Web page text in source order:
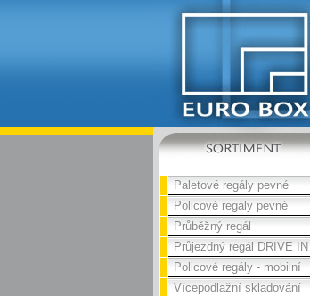
Paletové regály pevné
Policové regály pevné
Průběžný regál
Průjezdný regál DRIVE IN
Policové regály - mobilní
Vícepodlažní skladování